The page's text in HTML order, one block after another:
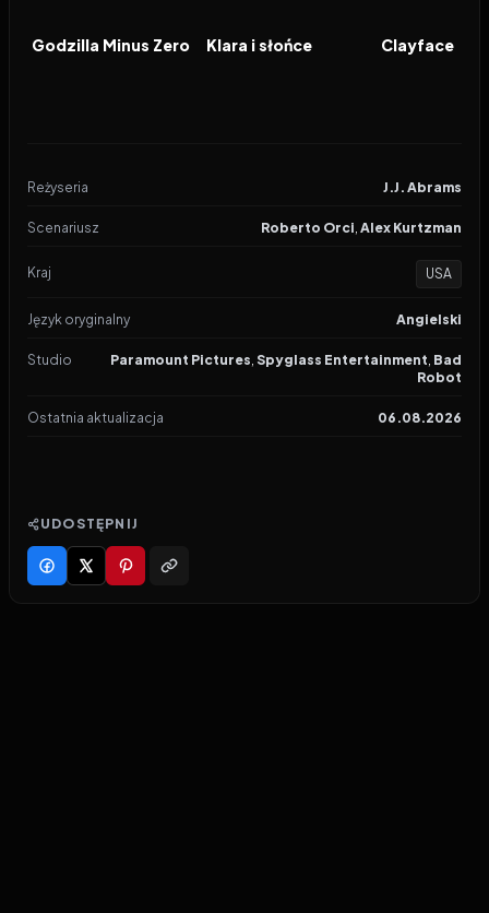
FILM
Godzilla Minus Zero FILM
Klara i słońce FILM
Clayface
Reżyseria J.J. Abrams
Scenariusz Roberto Orci, Alex Kurtzman
Kraj USA
Język oryginalny Angielski
Studio Paramount Pictures, Spyglass Entertainment, Bad
Robot
Ostatnia aktualizacja 06.08.2026
UDOSTĘPNIJ